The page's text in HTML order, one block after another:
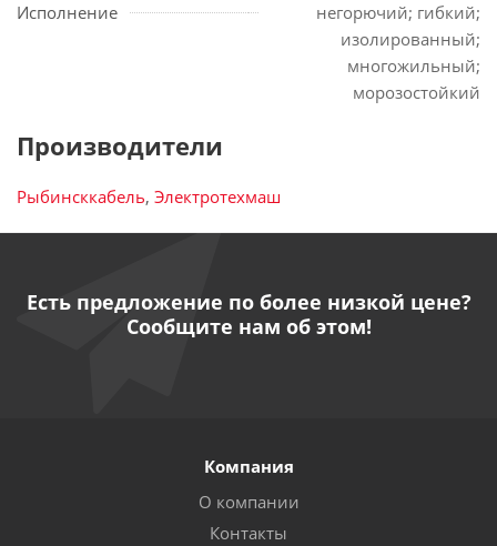
Исполнение
негорючий; гибкий;
изолированный;
многожильный;
морозостойкий
Производители
Рыбинсккабель, Электротехмаш
Есть предложение по более низкой цене?
Сообщите нам об этом!
Компания
О компании
Контакты